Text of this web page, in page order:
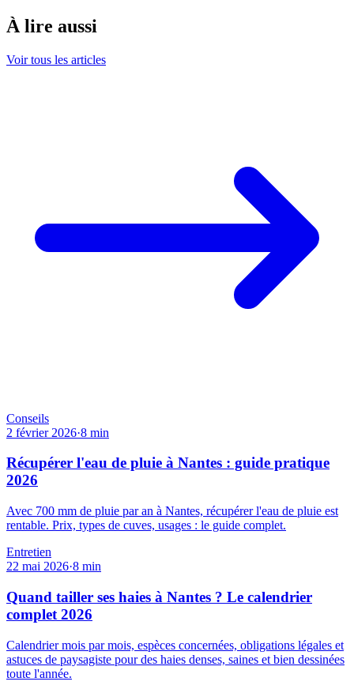
À lire aussi
Voir tous les articles
Conseils
2 février 2026·8 min
Récupérer l'eau de pluie à Nantes : guide pratique
2026
Avec 700 mm de pluie par an à Nantes, récupérer l'eau de pluie est
rentable. Prix, types de cuves, usages : le guide complet.
Entretien
22 mai 2026·8 min
Quand tailler ses haies à Nantes ? Le calendrier
complet 2026
Calendrier mois par mois, espèces concernées, obligations légales et
astuces de paysagiste pour des haies denses, saines et bien dessinées
toute l'année.